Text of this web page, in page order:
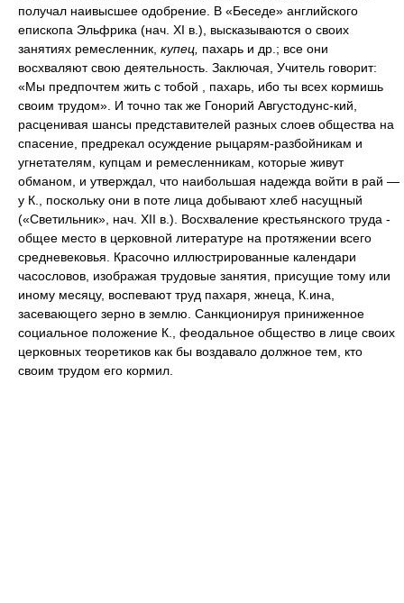
получал наивысшее одобрение. В «Беседе» английского
епископа Эльфрика (нач. XI в.), высказываются о своих
занятиях ремесленник, купец, пахарь и др.; все они
восхваляют свою деятельность. Заключая, Учитель говорит:
«Мы предпочтем жить с тобой , пахарь, ибо ты всех кормишь
своим трудом». И точно так же Гонорий Августодунс-кий,
расценивая шансы представителей разных слоев общества на
спасение, предрекал осуждение рыцарям-разбойникам и
угнетателям, купцам и ремесленникам, которые живут
обманом, и утверждал, что наибольшая надежда войти в рай —
у К., поскольку они в поте лица добывают хлеб насущный
(«Светильник», нач. XII в.). Восхваление крестьянского труда -
общее место в церковной литературе на протяжении всего
средневековья. Красочно иллюстрированные календари
часословов, изображая трудовые занятия, присущие тому или
иному месяцу, воспевают труд пахаря, жнеца, К.ина,
засевающего зерно в землю. Санкционируя приниженное
социальное положение К., феодальное общество в лице своих
церковных теоретиков как бы воздавало должное тем, кто
своим трудом его кормил.